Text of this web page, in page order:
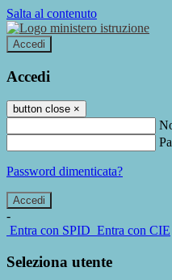
Salta al contenuto
Accedi
Accedi
button close ×
Password dimenticata?
-
Entra con SPID Entra con CIE
Seleziona utente